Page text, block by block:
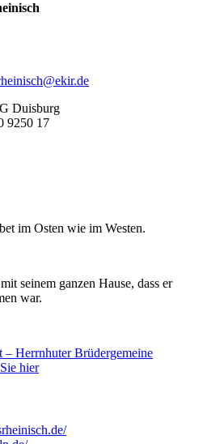
Duisburg
9250 17
im Osten wie im Westen.
seinem ganzen Hause, dass er
war.
Herrnhuter Brüdergemeine
hier